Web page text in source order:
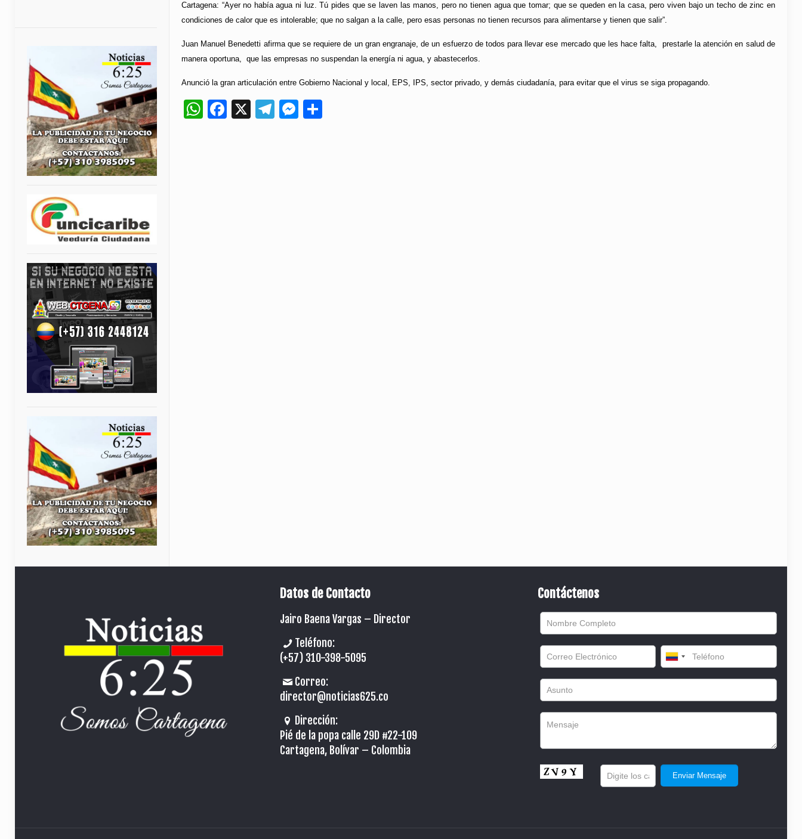
Cartagena: “Ayer no había agua ni luz. Tú pides que se laven las manos, pero no tienen agua que tomar; que se queden en la casa, pero viven bajo un techo de zinc en
condiciones de calor que es intolerable; que no salgan a la calle, pero esas personas no tienen recursos para alimentarse y tienen que salir”.
Juan Manuel Benedetti afirma que se requiere de un gran engranaje, de un esfuerzo de todos para llevar ese mercado que les hace falta, prestarle la atención en salud de
manera oportuna, que las empresas no suspendan la energía ni agua, y abastecerlos.
Anunció la gran articulación entre Gobierno Nacional y local, EPS, IPS, sector privado, y demás ciudadanía, para evitar que el virus se siga propagando.
WhatsApp
Facebook
X Telegram
Messenger
Datos de Contacto
Jairo Baena Vargas – Director
Teléfono:
(+57) 310-398-5095
Correo:
director@noticias625.co
Dirección:
Pié de la popa calle 29D #22-109
Cartagena, Bolívar – Colombia
Contáctenos